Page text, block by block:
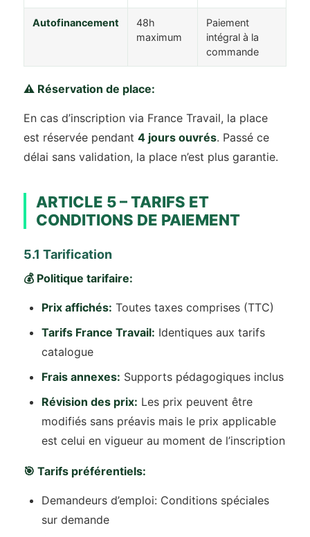
Autofinancement
48h
maximum
Paiement
intégral à la
commande
⚠️ Réservation de place:
En cas d’inscription via France Travail, la place
est réservée pendant 4 jours ouvrés. Passé ce
délai sans validation, la place n’est plus garantie.
ARTICLE 5 – TARIFS ET
CONDITIONS DE PAIEMENT
5.1 Tarification
💰 Politique tarifaire:
Prix affichés: Toutes taxes comprises (TTC)
Tarifs France Travail: Identiques aux tarifs
catalogue
Frais annexes: Supports pédagogiques inclus
Révision des prix: Les prix peuvent être
modifiés sans préavis mais le prix applicable
est celui en vigueur au moment de l’inscription
🎯 Tarifs préférentiels:
Demandeurs d’emploi: Conditions spéciales
sur demande